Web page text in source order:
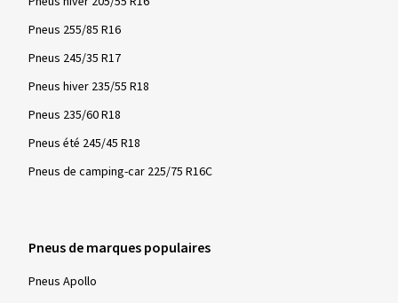
Pneus 255/85 R16
Pneus 245/35 R17
Pneus hiver 235/55 R18
Pneus 235/60 R18
Pneus été 245/45 R18
Pneus de camping-car 225/75 R16C
Pneus de marques populaires
Pneus Apollo